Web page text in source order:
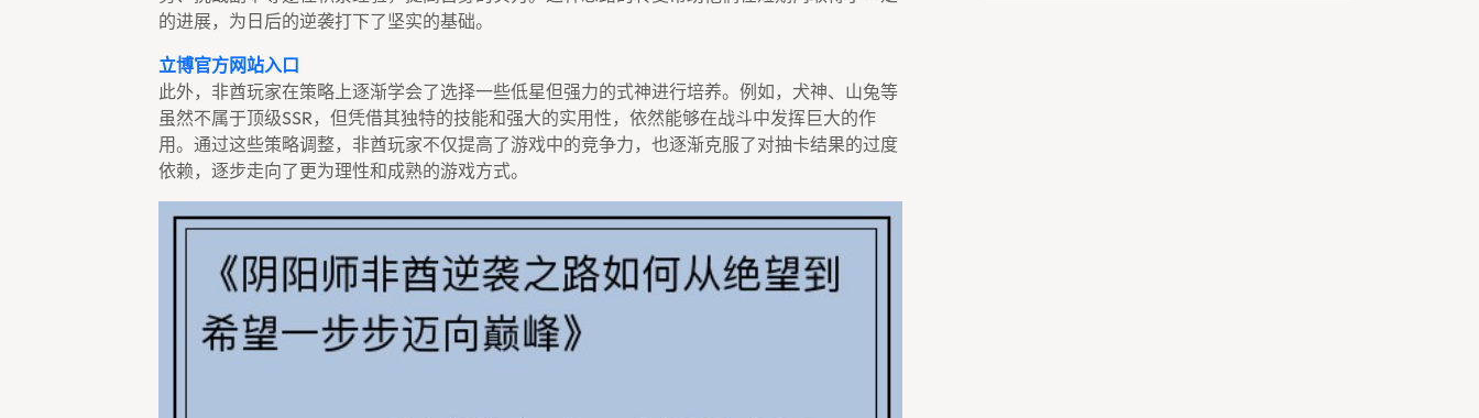
的进展，为日后的逆袭打下了坚实的基础。
立博官方网站入口
此外，非酋玩家在策略上逐渐学会了选择一些低星但强力的式神进行培养。例如，犬神、山兔等
虽然不属于顶级SSR，但凭借其独特的技能和强大的实用性，依然能够在战斗中发挥巨大的作
用。通过这些策略调整，非酋玩家不仅提高了游戏中的竞争力，也逐渐克服了对抽卡结果的过度
依赖，逐步走向了更为理性和成熟的游戏方式。